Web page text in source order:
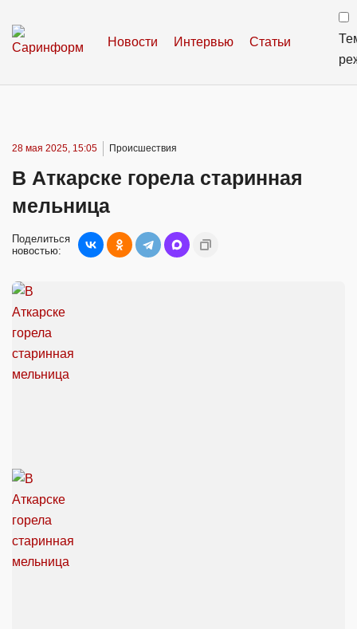
Новости Интервью Статьи
28 мая 2025, 15:05 Происшествия
В Аткарске горела старинная
мельница
Поделиться
новостью: